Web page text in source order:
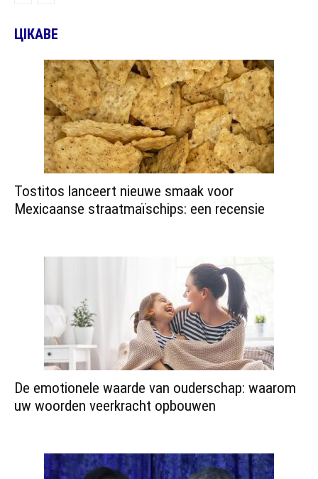
ЦІКАВЕ
Tostitos lanceert nieuwe smaak voor
Mexicaanse straatmaïschips: een recensie
De emotionele waarde van ouderschap: waarom
uw woorden veerkracht opbouwen